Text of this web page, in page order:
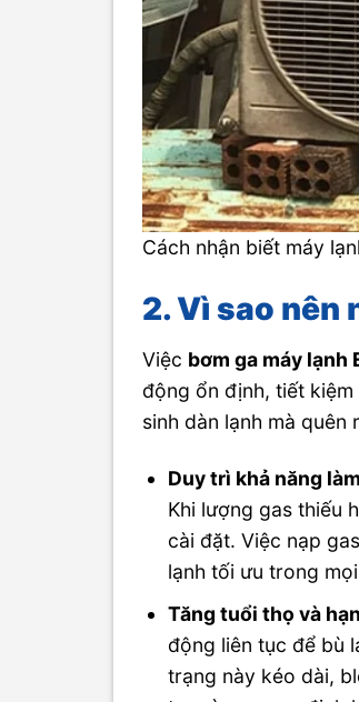
Cách nhận biết máy
2. Vì sao nên
Việc bơm ga máy lạnh
động ổn định, tiết
sinh dàn lạnh mà quên
Duy trì khả năng
Khi lượng gas thiếu
cài đặt. Việc nạp
lạnh tối ưu trong
Tăng tuổi thọ và
động liên tục để bù
trạng này kéo dài,